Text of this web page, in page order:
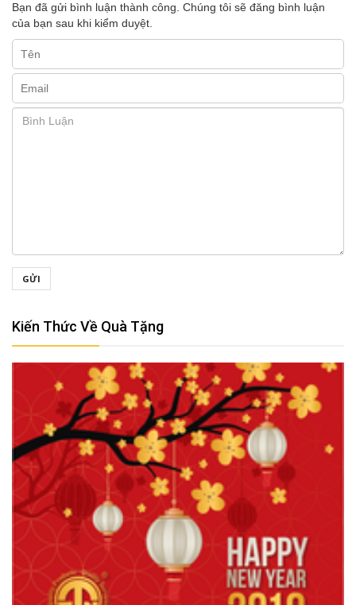
Bạn đã gửi bình luận thành công. Chúng tôi sẽ đăng bình luận
của bạn sau khi kiểm duyệt.
GỬI
Kiến Thức Về Quà Tặng